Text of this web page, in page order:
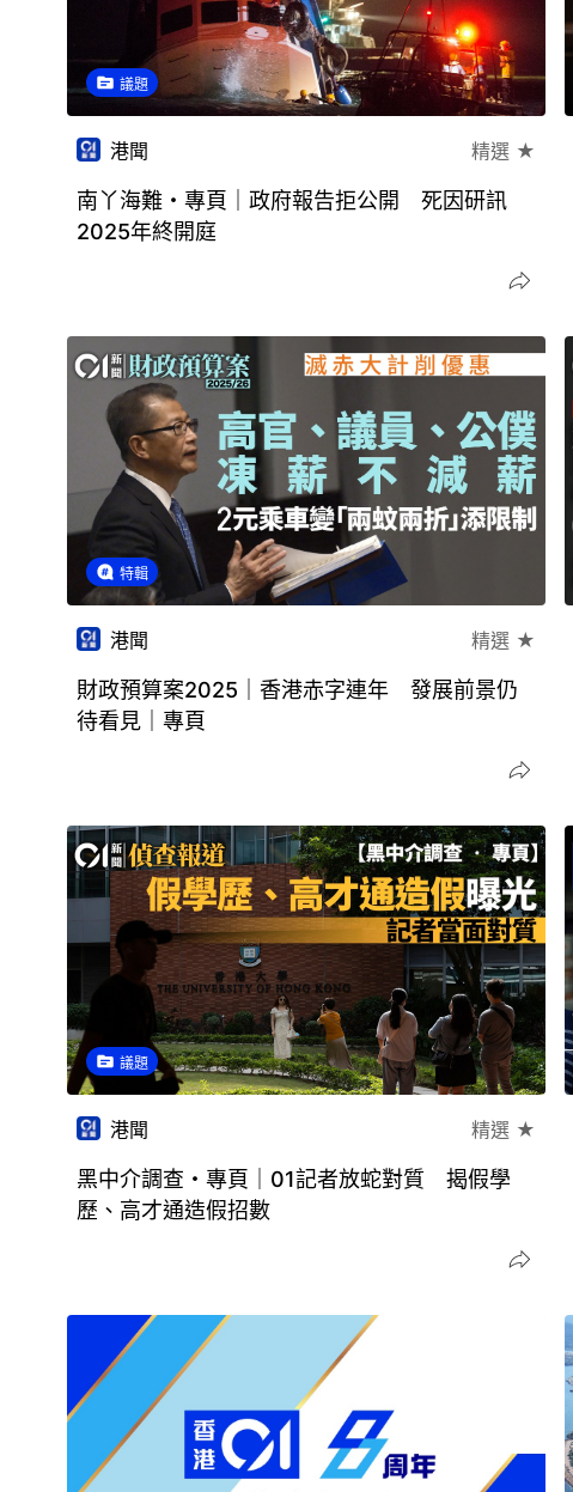
議題
港聞 精選 ★
南丫海難・專頁｜政府報告拒公開 死因研訊
2025年終開庭
特輯
港聞 精選 ★
財政預算案2025｜香港赤字連年 發展前景仍
待看見｜專頁
議題
港聞 精選 ★
黑中介調查・專頁｜01記者放蛇對質 揭假學
歷、高才通造假招數